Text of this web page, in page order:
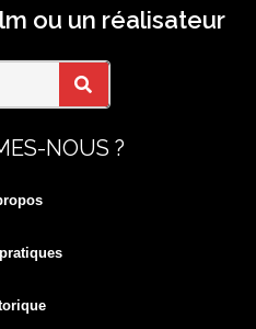
ou un réalisateur
SEARCH
NOUS ?